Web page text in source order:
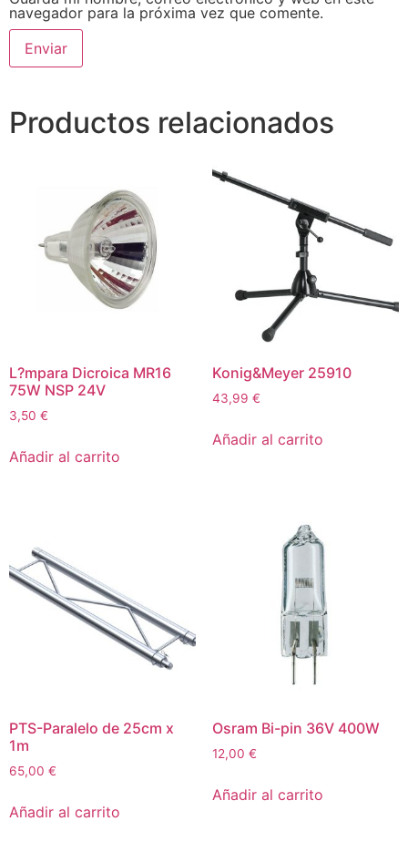
navegador para la próxima vez que comente.
Productos relacionados
L?mpara Dicroica MR16
75W NSP 24V
3,50 €
Añadir al carrito
Konig&Meyer 25910
43,99 €
Añadir al carrito
PTS-Paralelo de 25cm x
1m
65,00 €
Añadir al carrito
Osram Bi-pin 36V 400W
12,00 €
Añadir al carrito